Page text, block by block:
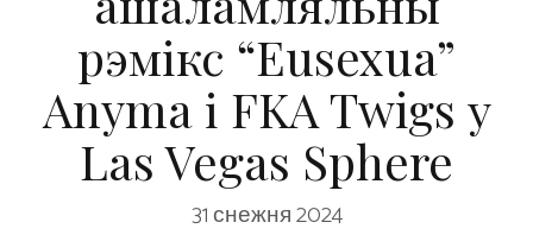
рэмікс “Eusexua”
Anyma і FKA Twigs у
Las Vegas Sphere
31 снежня 2024